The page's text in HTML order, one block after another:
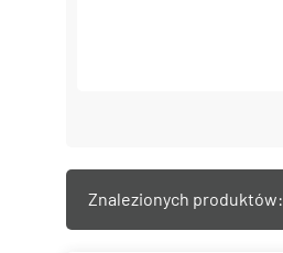
Znalezionych produktów: